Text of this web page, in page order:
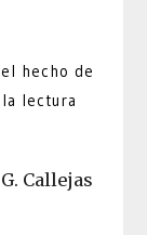
hecho de
lectura
Callejas